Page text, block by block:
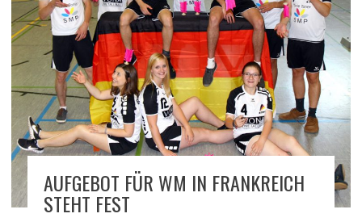
AUFGEBOT FÜR WM IN FRANKREICH
STEHT FEST